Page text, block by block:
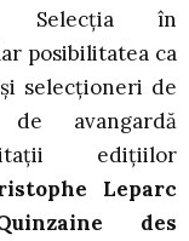
Selecția în
posibilitatea ca
selecționeri de
avangardă
edițiilor
Leparc
des